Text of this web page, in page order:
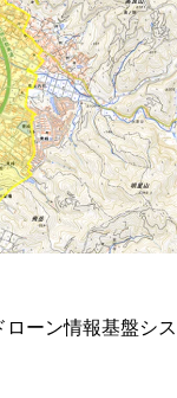
ーン情報基盤シス